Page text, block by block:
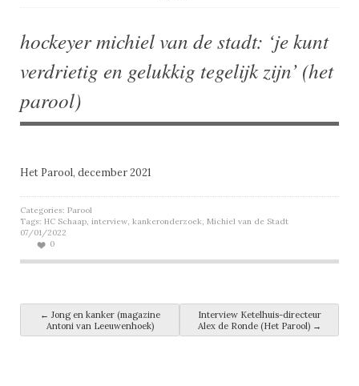
hockeyer michiel van de stadt: ‘je kunt
verdrietig en gelukkig tegelijk zijn’ (het
parool)
Het Parool, december 2021
Categories: Parool
Tags: HC Schaap, interview, kankeronderzoek, Michiel van de Stadt
07/01/2022
0
Post navigation
← Jong en kanker (magazine
Antoni van Leeuwenhoek)
Interview Ketelhuis-directeur
Alex de Ronde (Het Parool) →